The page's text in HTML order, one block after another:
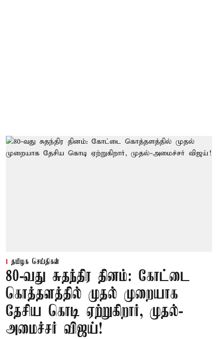
தமிழக செய்திகள்
80-வது சுதந்திர தினம்: கோட்டை
கொத்தளத்தில் முதல் முறையாக
தேசிய கொடி ஏற்றுகிறார், முதல்-
அமைச்சர் விஜய்!